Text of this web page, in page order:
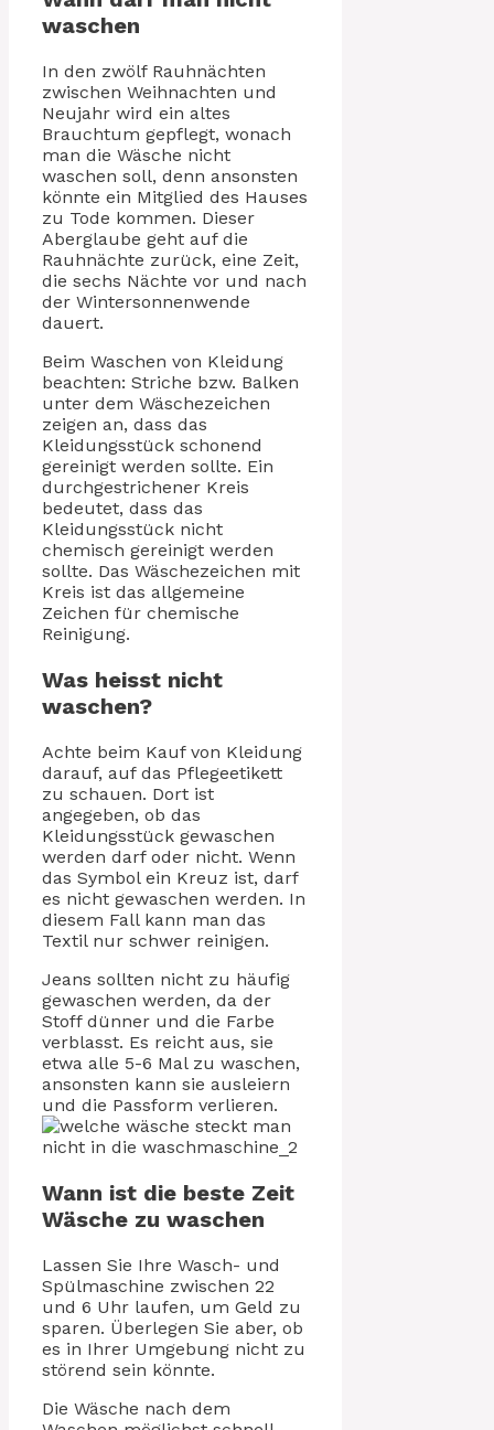
waschen
In den zwölf Rauhnächten
zwischen Weihnachten und
Neujahr wird ein altes
Brauchtum gepflegt, wonach
man die Wäsche nicht
waschen soll, denn ansonsten
könnte ein Mitglied des Hauses
zu Tode kommen. Dieser
Aberglaube geht auf die
Rauhnächte zurück, eine Zeit,
die sechs Nächte vor und nach
der Wintersonnenwende
dauert.
Beim Waschen von Kleidung
beachten: Striche bzw. Balken
unter dem Wäschezeichen
zeigen an, dass das
Kleidungsstück schonend
gereinigt werden sollte. Ein
durchgestrichener Kreis
bedeutet, dass das
Kleidungsstück nicht
chemisch gereinigt werden
sollte. Das Wäschezeichen mit
Kreis ist das allgemeine
Zeichen für chemische
Reinigung.
Was heisst nicht
waschen?
Achte beim Kauf von Kleidung
darauf, auf das Pflegeetikett
zu schauen. Dort ist
angegeben, ob das
Kleidungsstück gewaschen
werden darf oder nicht. Wenn
das Symbol ein Kreuz ist, darf
es nicht gewaschen werden. In
diesem Fall kann man das
Textil nur schwer reinigen.
Jeans sollten nicht zu häufig
gewaschen werden, da der
Stoff dünner und die Farbe
verblasst. Es reicht aus, sie
etwa alle 5-6 Mal zu waschen,
ansonsten kann sie ausleiern
und die Passform verlieren.
Wann ist die beste Zeit
Wäsche zu waschen
Lassen Sie Ihre Wasch- und
Spülmaschine zwischen 22
und 6 Uhr laufen, um Geld zu
sparen. Überlegen Sie aber, ob
es in Ihrer Umgebung nicht zu
störend sein könnte.
Die Wäsche nach dem